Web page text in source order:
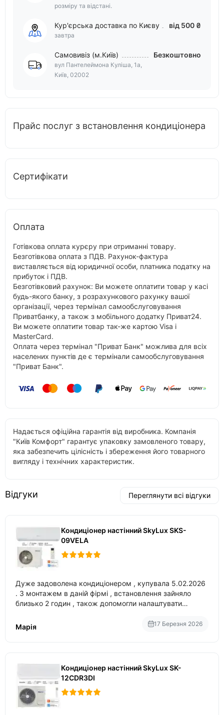
розміру та відстані.
Кур'єрська доставка по Києву
завтра
від 500 ₴
Самовивіз (м.Київ)
вул Пантелеймона Куліша, 1а,
Київ, 02002
Безкоштовно
Прайс послуг з встановлення кондиціонера
Сертифікати
Оплата
Готівкова оплата курєру при отриманні товару.
Безготівкова оплата з ПДВ. Рахунок-фактура
виставляється від юридичної особи, платника податку на
прибуток і ПДВ.
Безготівковий рахунок: Ви можете оплатити товар у касі
будь-якого банку, з розрахункового рахунку вашої
організації, через термінал самообслуговування
Приватбанку, а також з мобільного додатку Приват24.
Ви можете оплатити товар так-же картою Visa і
MasterCard.
Оплата через термінал "Приват Банк" можлива для всіх
населених пунктів де є термінали самообслуговування
"Приват Банк".
Надається офіційна гарантія від виробника. Компанія
"Київ Комфорт" гарантує упаковку замовленого товару,
яка забезпечить цілісність і збереження його товарного
вигляду і технічних характеристик.
Відгуки Переглянути всі відгуки
Кондиціонер настінний SkyLux SKS-
09VELA
Дуже задоволена кондиціонером , купувала 5.02.2026
. З монтажем в даній фірмі , встановлення зайняло
близько 2 годин , також допомогли налаштувати
Марія
17 Березня 2026
Кондиціонер настінний SkyLux SK-
12CDR3DI